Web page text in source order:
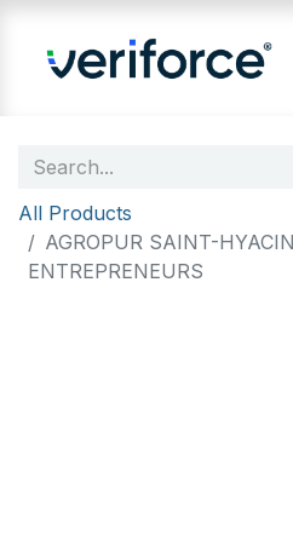
All Products
AGROPUR SAINT-
ENTREPRENEURS